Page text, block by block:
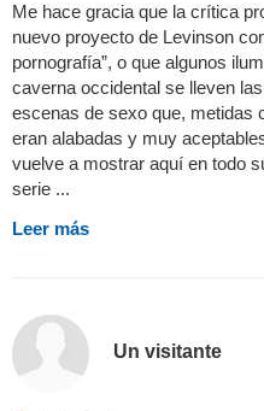
Me hace gracia que la crítica
nuevo proyecto de Levinson
pornografía”, o que algunos
caverna occidental se lleven
escenas de sexo que, metidas
eran alabadas y muy
vuelve a mostrar aquí en todo
serie ...
Leer más
Un visitante